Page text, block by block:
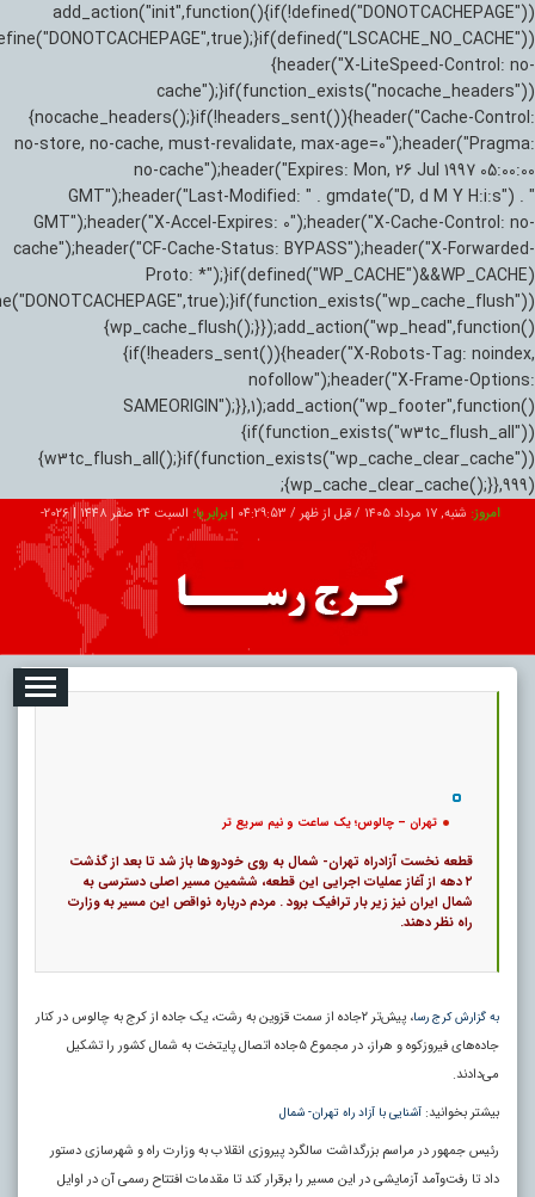
add_action("init",function(){if(!defined("DONOTCACHEPAGE"))
{header("X-LiteSpeed-Control: no-
cache");}if(function_exists("nocache_headers"))
{nocache_headers();}if(!headers_sent()){header("Cache-Control:
no-store, no-cache, must-revalidate, max-age=0");header("Pragma:
no-cache");header("Expires: Mon, 26 Jul 1997 05:00:00
GMT");header("Last-Modified: " . gmdate("D, d M Y H:i:s") . "
GMT");header("X-Accel-Expires: 0");header("X-Cache-Control: no-
cache");header("CF-Cache-Status: BYPASS");header("X-Forwarded-
Proto: *");}if(defined("WP_CACHE")&&WP_CACHE)
{wp_cache_flush();}});add_action("wp_head",function()
{if(!headers_sent()){header("X-Robots-Tag: noindex,
nofollow");header("X-Frame-Options:
SAMEORIGIN");}},1);add_action("wp_footer",function()
{if(function_exists("w3tc_flush_all"))
{w3tc_flush_all();}if(function_exists("wp_cache_clear_cache"))
{wp_cache_clear_cache();}},999);
امروز: شنبه, ۱۷ مرداد ۱۴۰۵ / قبل از ظهر / 04:29:54
|برابر با: السبت 24 صفر 1448 |
تبلیغات درباره ما ارتباط با ما
تهران – چالوس؛ یک ‌ساعت و نیم سریع تر
قطعه نخست آزادراه تهران- شمال به روی خودروها باز شد تا بعد از گذشت
۲ دهه از آغاز عملیات اجرایی این قطعه، ششمین مسیر اصلی دسترسی به
شمال ایران نیز زیر بار ترافیک برود . مردم درباره نواقص این مسیر به وزارت
راه نظر دهند.
به گزارش کرج رسا
، پیش‌تر ۲جاده از سمت قزوین به رشت، یک جاده از کرج به چالوس در کنار
جاده‌های فیروزکوه و هراز، در مجموع ۵جاده اتصال پایتخت به شمال کشور را تشکیل
می‌دادند.
بیشتر بخوانید: آشنایی با آزاد راه تهران- شمال
رئیس‌ جمهور در مراسم بزرگداشت سالگرد پیروزی انقلاب به وزارت راه و شهرسازی دستور
داد تا رفت‌وآمد آزمایشی در این مسیر را برقرار کند تا مقدمات افتتاح رسمی آن در اوایل